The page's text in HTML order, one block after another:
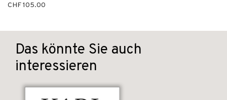
CHF 105.00
Das könnte Sie auch
interessieren